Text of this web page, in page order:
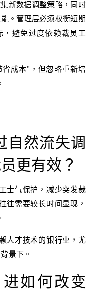
新数据调整策略，同时
。管理层必须权衡短期
避免过度依赖裁员工
成本”，但忽略重新培
自然流失调
更有效？
士气保护，减少突发裁
往需要较长时间显现，
人才技术的银行业，尤
景下。
如何改变